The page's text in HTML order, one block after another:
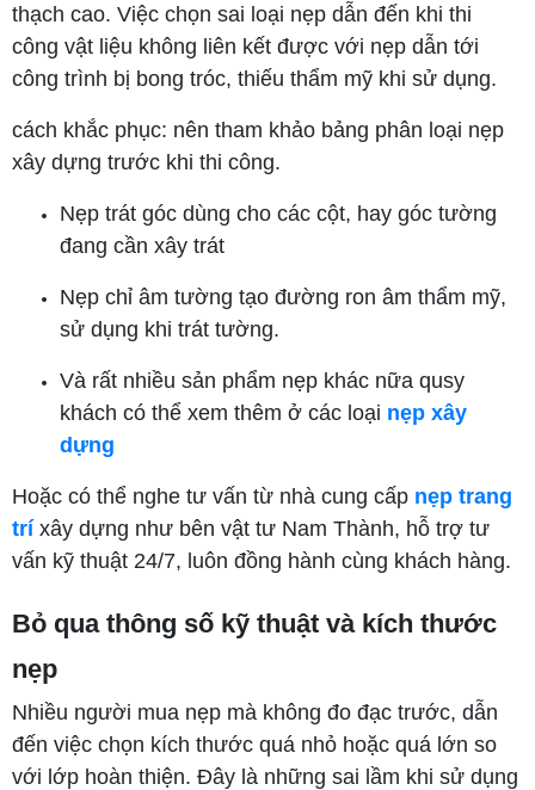
thạch cao. Việc chọn sai loại nẹp dẫn đến khi thi
công vật liệu không liên kết được với nẹp dẫn tới
công trình bị bong tróc, thiếu thẩm mỹ khi sử dụng.
cách khắc phục: nên tham khảo bảng phân loại nẹp
xây dựng trước khi thi công.
Nẹp trát góc dùng cho các cột, hay góc tường
đang cần xây trát
Nẹp chỉ âm tường tạo đường ron âm thẩm mỹ,
sử dụng khi trát tường.
Và rất nhiều sản phẩm nẹp khác nữa qusy
khách có thể xem thêm ở các loại nẹp xây
dựng
Hoặc có thể nghe tư vấn từ nhà cung cấp nẹp trang
tríxây dựng như bên vật tư Nam Thành, hỗ trợ tư
vấn kỹ thuật 24/7, luôn đồng hành cùng khách hàng.
Bỏ qua thông số kỹ thuật và kích thước
nẹp
Nhiều người mua nẹp mà không đo đạc trước, dẫn
đến việc chọn kích thước quá nhỏ hoặc quá lớn so
với lớp hoàn thiện. Đây là những sai lầm khi sử dụng